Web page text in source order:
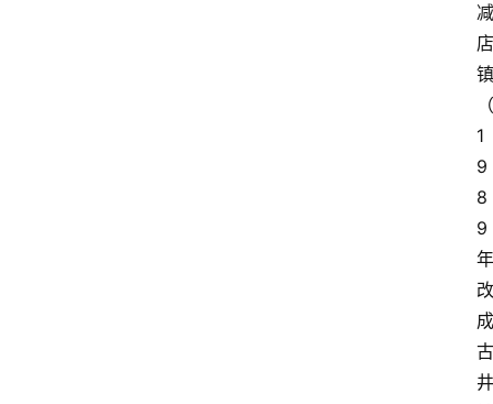
减
店
镇
（
1
9
8
9
年
改
成
古
井